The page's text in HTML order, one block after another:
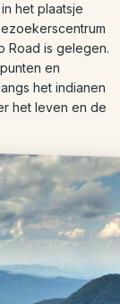
het plaatsje
Road is gelegen.
en
het indianen
het leven en de